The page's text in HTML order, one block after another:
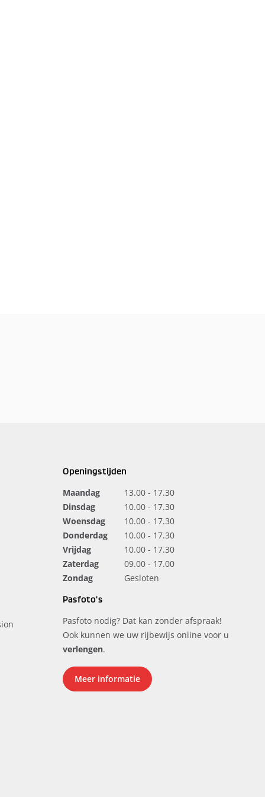
Openingstijden
Maandag
13.00 - 17.30
Dinsdag
10.00 - 17.30
Woensdag
10.00 - 17.30
Donderdag
10.00 - 17.30
Vrijdag
10.00 - 17.30
Zaterdag
09.00 - 17.00
Zondag
Gesloten
Pasfoto's
Pasfoto nodig? Dat kan zonder afspraak!
Ook kunnen we uw rijbewijs online voor u
verlengen.
Meer informatie